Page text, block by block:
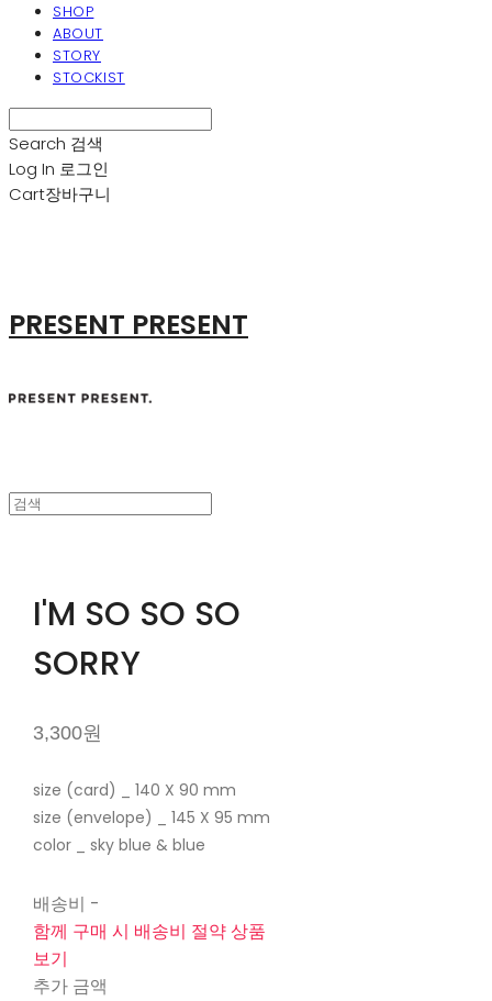
SHOP
ABOUT
STORY
STOCKIST
Search 검색
Log In 로그인
Cart장바구니
PRESENT PRESENT
I'M SO SO SO
SORRY
3,300원
size (card) _ 140 X 90 mm
size (envelope) _ 145 X 95 mm
color _ sky blue & blue
배송비 -
함께 구매 시 배송비 절약 상품
보기
추가 금액